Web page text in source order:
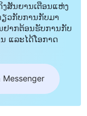
ສັນຍານເຕືອນແຫ່ງ
ວກັບການກັບມາ
ຢາກຕ້ອນຮັບການກັບ
ແລະໄດ້ໂອກາດ